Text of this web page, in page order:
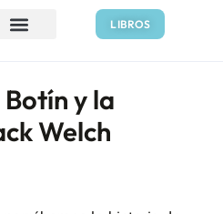
LIBROS
y la
Welch